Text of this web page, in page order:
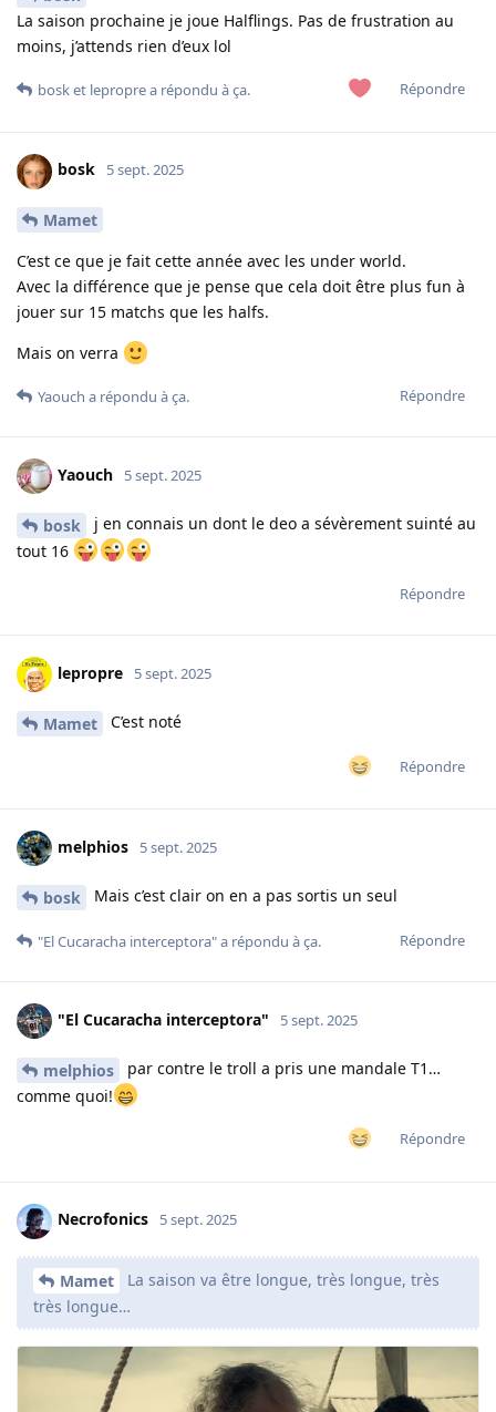
La saison prochaine je joue Halflings. Pas de frustration au
moins, j’attends rien d’eux lol
Répondre
bosket leproprea répondu à ça.
bosk 5 sept. 2025
Mamet
C’est ce que je fait cette année avec les under world.
Avec la différence que je pense que cela doit être plus fun à
jouer sur 15 matchs que les halfs.
Mais on verra
Répondre
Yaouch a répondu à ça.
Yaouch 5 sept. 2025
bosk
j en connais un dont le deo a sévèrement suinté au
tout 16
Répondre
lepropre 5 sept. 2025
Mamet C’est noté
Répondre
melphios 5 sept. 2025
bosk Mais c’est clair on en a pas sortis un seul
Répondre
"El Cucaracha interceptora"a répondu à ça.
"El Cucaracha interceptora" 5 sept. 2025
melphios
par contre le troll a pris une mandale T1…
comme quoi!
Répondre
Necrofonics 5 sept. 2025
Mamet
La saison va être longue, très longue, très
très longue…